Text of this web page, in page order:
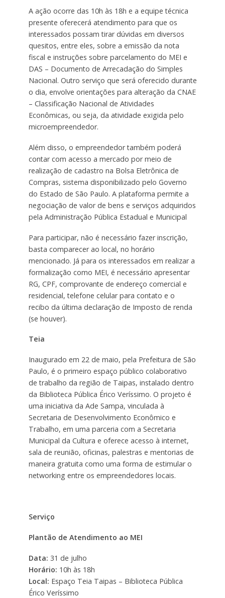
A ação ocorre das 10h às 18h e a equipe técnica
presente oferecerá atendimento para que os
interessados possam tirar dúvidas em diversos
quesitos, entre eles, sobre a emissão da nota
fiscal e instruções sobre parcelamento do MEI e
DAS – Documento de Arrecadação do Simples
Nacional. Outro serviço que será oferecido durante
o dia, envolve orientações para alteração da CNAE
– Classificação Nacional de Atividades
Econômicas, ou seja, da atividade exigida pelo
microempreendedor.
Além disso, o empreendedor também poderá
contar com acesso a mercado por meio de
realização de cadastro na Bolsa Eletrônica de
Compras, sistema disponibilizado pelo Governo
do Estado de São Paulo. A plataforma permite a
negociação de valor de bens e serviços adquiridos
pela Administração Pública Estadual e Municipal
Para participar, não é necessário fazer inscrição,
basta comparecer ao local, no horário
mencionado. Já para os interessados em realizar a
formalização como MEI, é necessário apresentar
RG, CPF, comprovante de endereço comercial e
residencial, telefone celular para contato e o
recibo da última declaração de Imposto de renda
(se houver).
Teia
Inaugurado em 22 de maio, pela Prefeitura de São
Paulo, é o primeiro espaço público colaborativo
de trabalho da região de Taipas, instalado dentro
da Biblioteca Pública Érico Veríssimo. O projeto é
uma iniciativa da Ade Sampa, vinculada à
Secretaria de Desenvolvimento Econômico e
Trabalho, em uma parceria com a Secretaria
Municipal da Cultura e oferece acesso à internet,
sala de reunião, oficinas, palestras e mentorias de
maneira gratuita como uma forma de estimular o
networking entre os empreendedores locais.
Serviço
Plantão de Atendimento ao MEI
Data: 31 de julho
Horário: 10h às 18h
Local: Espaço Teia Taipas – Biblioteca Pública
Érico Veríssimo